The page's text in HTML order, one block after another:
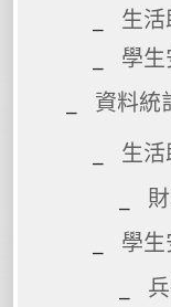
生
學
資料統
生
學